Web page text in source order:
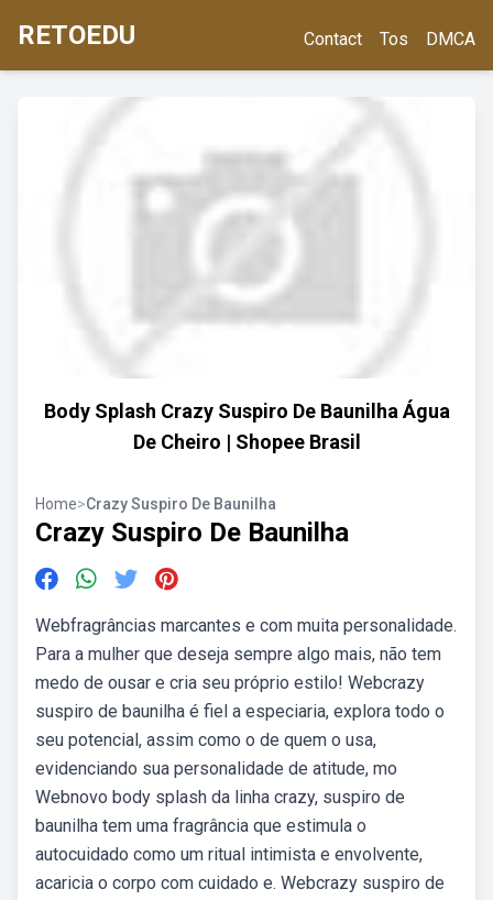
RETOEDU Contact Tos DMCA
Body Splash Crazy Suspiro De Baunilha Água
De Cheiro | Shopee Brasil
Home>Crazy Suspiro De Baunilha
Crazy Suspiro De Baunilha
Webfragrâncias marcantes e com muita personalidade.
Para a mulher que deseja sempre algo mais, não tem
medo de ousar e cria seu próprio estilo! Webcrazy
suspiro de baunilha é fiel a especiaria, explora todo o
seu potencial, assim como o de quem o usa,
evidenciando sua personalidade de atitude, mo
Webnovo body splash da linha crazy, suspiro de
baunilha tem uma fragrância que estimula o
autocuidado como um ritual intimista e envolvente,
acaricia o corpo com cuidado e. Webcrazy suspiro de